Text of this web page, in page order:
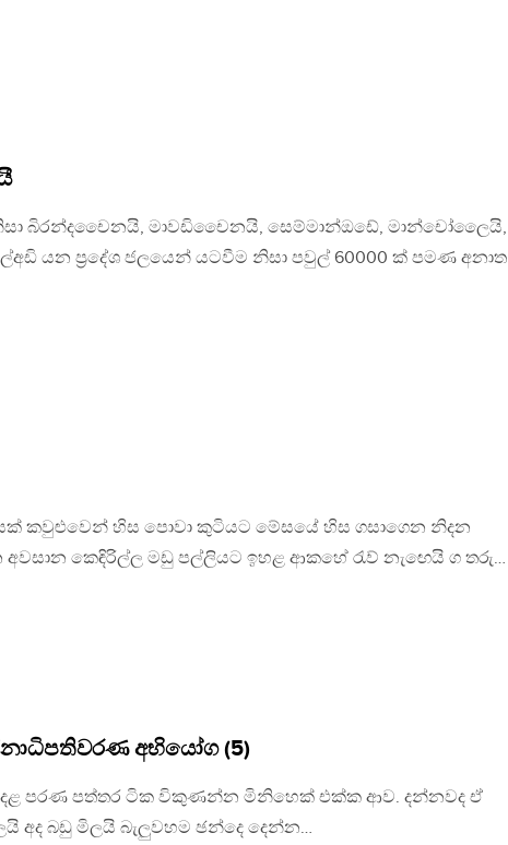
බිරන්දචෛනයි, මාවඩිචෛනයි, සෙම්මාන්ඔඩේ, මාන්චෝලෛයි,
යන ප්‍රදේශ ජලයෙන් යටවීම නිසා පවුල් 60000 ක් පමණ අනාත
කවුළුවෙන් හිස පොවා කුටියට මේසයේ හිස ගසාගෙන නිදන
කෙඳිරිල්ල මඩු පල්ලියට ඉහළ ආකහේ රැව් නැඟෙයි ග තරු…
අභියෝග (5)
ඉදළ පරණ පත්තර ටික විකුණන්න මිනිහෙක් එක්ක ආව. දන්නවද ඒ
බඩු මිලයි බැලුවහම ඡන්දෙ දෙන්න…